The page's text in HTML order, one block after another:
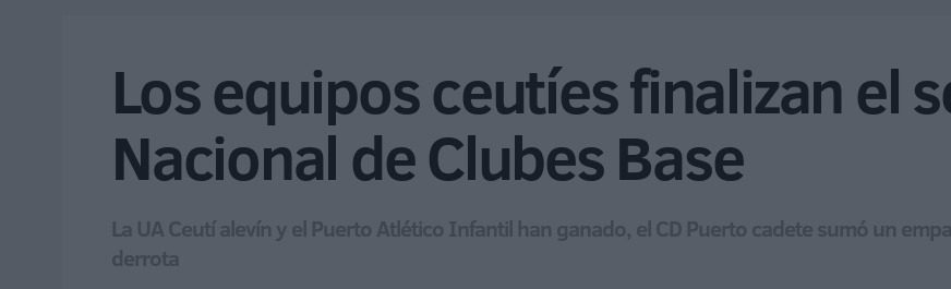
Los equipos ceutíes finalizan el
Nacional de Clubes Base
La UA Ceutí alevín y el Puerto Atlético Infantil han ganado, el CD Puerto cadete sumó un
derrota